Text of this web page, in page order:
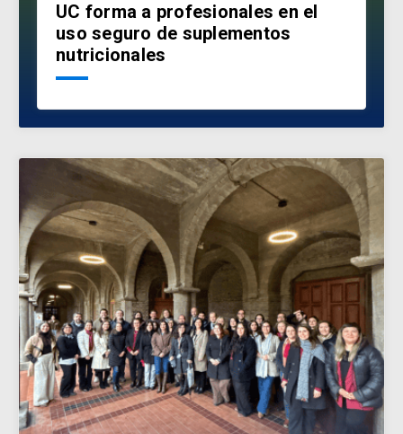
UC forma a profesionales en el
uso seguro de suplementos
nutricionales